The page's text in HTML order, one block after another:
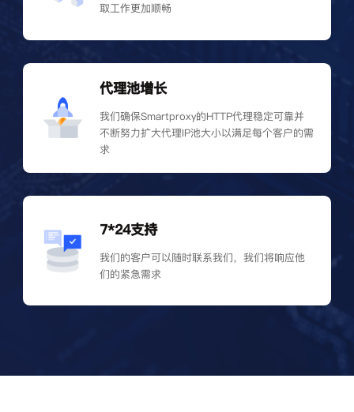
取工作更加顺畅
代理池增长
我们确保Smartproxy的HTTP代理稳定可靠并
不断努力扩大代理IP池大小以满足每个客户的需
求
7*24支持
我们的客户可以随时联系我们，我们将响应他
们的紧急需求